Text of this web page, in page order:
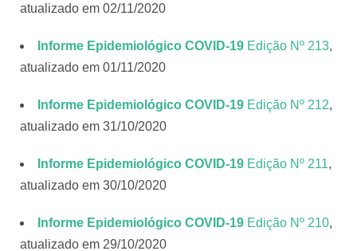
atualizado em 02/11/2020
Informe Epidemiológico COVID-19 Edição Nº 213,
atualizado em 01/11/2020
Informe Epidemiológico COVID-19 Edição Nº 212,
atualizado em 31/10/2020
Informe Epidemiológico COVID-19 Edição Nº 211,
atualizado em 30/10/2020
Informe Epidemiológico COVID-19 Edição Nº 210,
atualizado em 29/10/2020